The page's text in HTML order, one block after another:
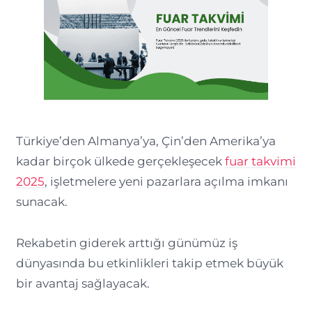
Türkiye’den Almanya’ya, Çin’den Amerika’ya
kadar birçok ülkede gerçekleşecek fuar takvimi
2025, işletmelere yeni pazarlara açılma imkanı
sunacak.
Rekabetin giderek arttığı günümüz iş
dünyasında bu etkinlikleri takip etmek büyük
bir avantaj sağlayacak.